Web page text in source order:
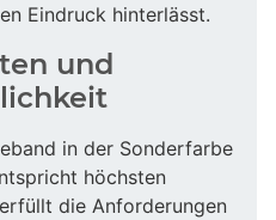
Eindruck hinterlässt.
und
in der Sonderfarbe
höchsten
die Anforderungen